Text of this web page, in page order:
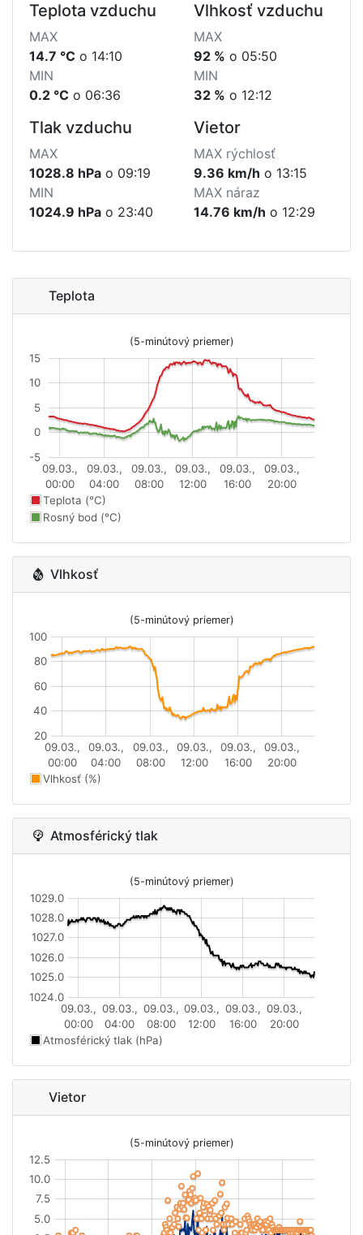
Teplota vzduchu
MAX
14.7 °C o 14:10
MIN
0.2 °C o 06:36
Vlhkosť vzduchu
MAX
92 % o 05:50
MIN
32 % o 12:12
Tlak vzduchu
MAX
1028.8 hPa o 09:19
MIN
1024.9 hPa o 23:40
Vietor
MAX rýchlosť
9.36 km/h o 13:15
MAX náraz
14.76 km/h o 12:29
Teplota
(5-minútový priemer)
09.03.,
00:00
09.03.,
04:00
09.03.,
08:00
09.03.,
12:00
09.03.,
16:00
09.03.,
20:00
0
5
10
15
-5
Teplota (°C)
Rosný bod (°C)
Vlhkosť
(5-minútový priemer)
09.03.,
00:00
09.03.,
04:00
09.03.,
08:00
09.03.,
12:00
09.03.,
16:00
09.03.,
20:00
20
40
60
80
100
Vlhkosť (%)
Atmosférický tlak
(5-minútový priemer)
09.03.,
00:00
09.03.,
04:00
09.03.,
08:00
09.03.,
12:00
09.03.,
16:00
09.03.,
20:00
1024.0
1025.0
1026.0
1027.0
1028.0
1029.0
Atmosférický tlak (hPa)
Vietor
(5-minútový priemer)
5.0
7.5
10.0
12.5